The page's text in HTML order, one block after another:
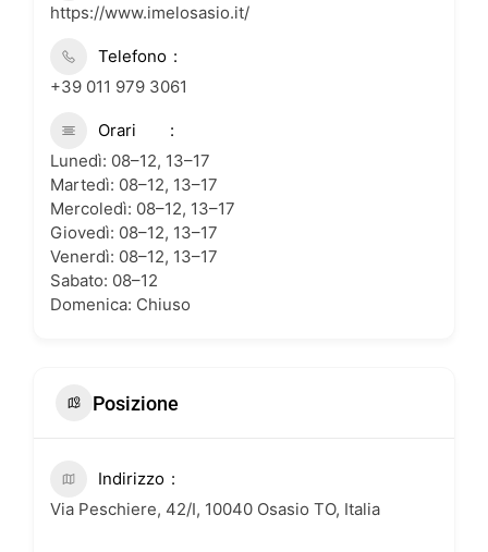
https://www.imelosasio.it/
Telefono
+39 011 979 3061
Orari
Lunedì: 08–12, 13–17
Martedì: 08–12, 13–17
Mercoledì: 08–12, 13–17
Giovedì: 08–12, 13–17
Venerdì: 08–12, 13–17
Sabato: 08–12
Domenica: Chiuso
Posizione
Indirizzo
Via Peschiere, 42/I, 10040 Osasio TO, Italia